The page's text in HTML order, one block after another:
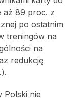
aż 89 proc. z
po ostatnim
treningów na
na
redukcję
Polski nie